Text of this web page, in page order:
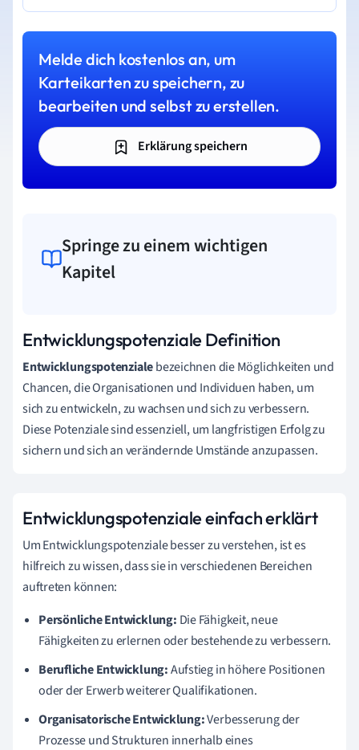
Melde dich kostenlos an, um
Karteikarten zu speichern, zu
bearbeiten und selbst zu erstellen.
Erklärung speichern
Springe zu einem wichtigen
Kapitel
Entwicklungspotenziale Definition
Entwicklungspotenzialebezeichnen die Möglichkeiten und
Chancen, die Organisationen und Individuen haben, um
sich zu entwickeln, zu wachsen und sich zu verbessern.
Diese Potenziale sind essenziell, um langfristigen Erfolg zu
sichern und sich an verändernde Umstände anzupassen.
Entwicklungspotenziale einfach erklärt
Um Entwicklungspotenziale besser zu verstehen, ist es
hilfreich zu wissen, dass sie in verschiedenen Bereichen
auftreten können:
Persönliche Entwicklung: Die Fähigkeit, neue
Fähigkeiten zu erlernen oder bestehende zu verbessern.
Berufliche Entwicklung:Aufstieg in höhere Positionen
oder der Erwerb weiterer Qualifikationen.
Organisatorische Entwicklung:Verbesserung der
Prozesse und Strukturen innerhalb eines